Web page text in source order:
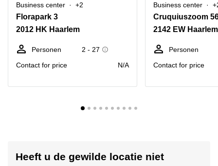
Business center +2
Florapark 3
2012 HK Haarlem
Personen
2 - 27
Contact for price
N/A
Business center
Cruquiuszoom
2142 EW
Personen
Contact for price
Heeft u de gewilde locatie niet